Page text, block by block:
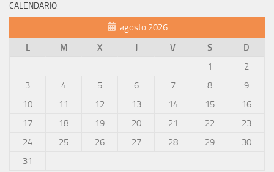
CALENDARIO
agosto 2026
L
M X J V S
D
1
2
3
4 5 6 7 8
9
10
11 12 13 14 15
16
17
18 19 20 21 22
23
24
25 26 27 28 29
30
31